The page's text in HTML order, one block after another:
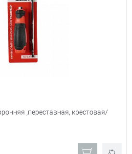
,переставная, крестовая/